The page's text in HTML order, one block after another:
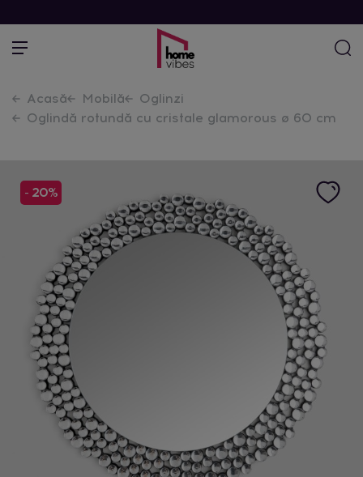
Acasă Mobilă
Oglinzi
Oglindă rotundă cu cristale glamorous ø 60 cm
- 20%